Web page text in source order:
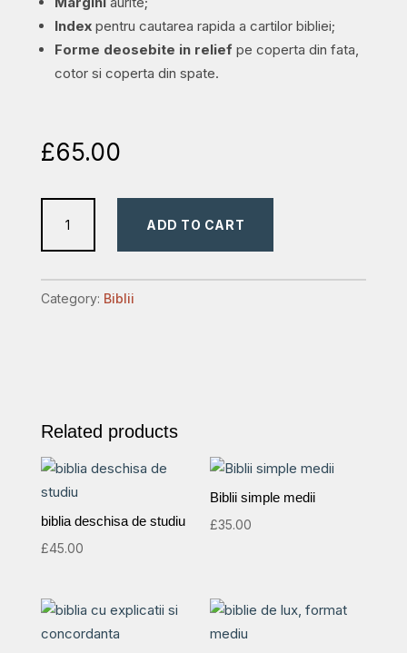
Indexpentru cautarea rapida a cartilor bibliei;
Forme deosebite in relief pe coperta din fata,
cotor si coperta din spate.
£65.00
format
,index,
visinie
ADD TO CART
Category: Biblii
Related products
biblia deschisa de studiu
£45.00
Biblii simple medii
£35.00